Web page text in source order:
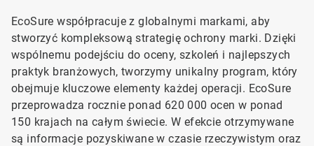
EcoSure współpracuje z globalnymi markami, aby
stworzyć kompleksową strategię ochrony marki. Dzięki
wspólnemu podejściu do oceny, szkoleń i najlepszych
praktyk branżowych, tworzymy unikalny program, który
obejmuje kluczowe elementy każdej operacji. EcoSure
przeprowadza rocznie ponad 620 000 ocen w ponad
150 krajach na całym świecie. W efekcie otrzymywane
są informacje pozyskiwane w czasie rzeczywistym oraz